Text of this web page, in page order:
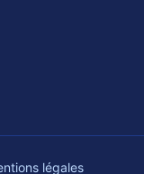
légales